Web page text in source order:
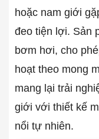
hoặc nam giới
đeo tiện lợi. Sản
bơm hơi, cho
hoạt theo mong
mang lại trải
giới với thiết kế
nổi tự nhiên.